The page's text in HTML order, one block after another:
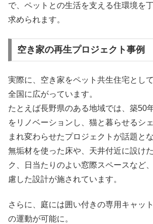
で、ペットとの生活を支える住環境を
求められます。
空き家の再生プロジェクト事例
実際に、空き家をペット共生住宅とし
全国に広がっています。
たとえば長野県のある地域では、築50
をリノベーションし、猫と暮らせるシ
まれ変わらせたプロジェクトが話題と
無垢材を使った床や、天井付近に設け
ク、日当たりのよい窓際スペースなど
慮した設計が施されています。
さらに、庭には囲い付きの専用キャッ
の運動が可能に。